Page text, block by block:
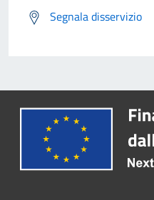
Segnala disservizio